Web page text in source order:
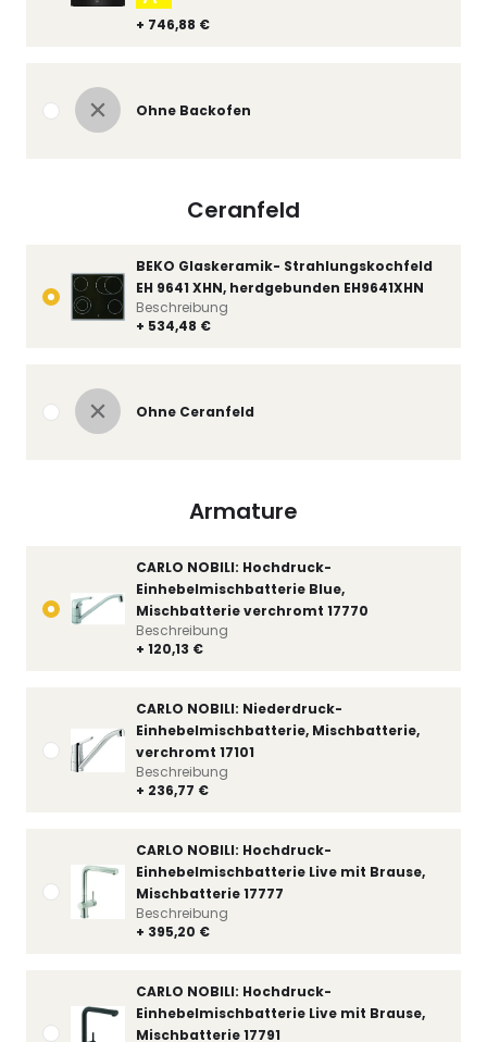
+ 746,88 €
Ohne Backofen
Ceranfeld
BEKO Glaskeramik- Strahlungskochfeld
EH 9641 XHN, herdgebunden EH9641XHN
+ 534,48 €
Beschreibung
Ohne Ceranfeld
Armature
CARLO NOBILI: Hochdruck-
Einhebelmischbatterie Blue,
Mischbatterie verchromt 17770
+ 120,13 €
Beschreibung
CARLO NOBILI: Niederdruck-
Einhebelmischbatterie, Mischbatterie,
verchromt 17101
+ 236,77 €
Beschreibung
CARLO NOBILI: Hochdruck-
Einhebelmischbatterie Live mit Brause,
Mischbatterie 17777
+ 395,20 €
Beschreibung
CARLO NOBILI: Hochdruck-
Einhebelmischbatterie Live mit Brause,
Mischbatterie 17791